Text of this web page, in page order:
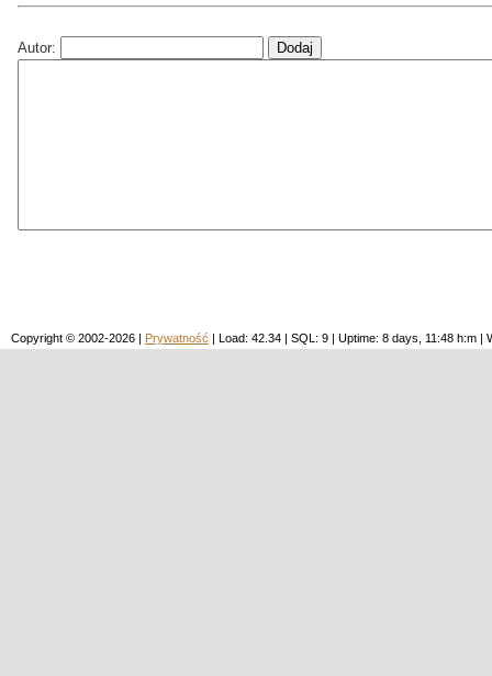
Autor:
Copyright © 2002-2026 | Prywatność | Load: 42.34 | SQL: 9 | Uptime: 8 days, 11:48 h:m